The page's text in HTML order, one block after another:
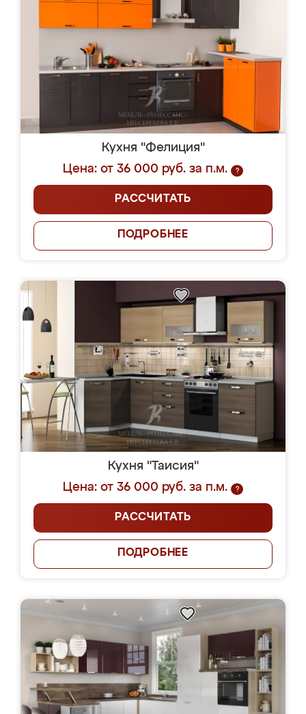
Кухня "Фелиция"
Цена: от 36 000 руб. за п.м.
?
РАССЧИТАТЬ
ПОДРОБНЕЕ
Кухня "Таисия"
Цена: от 36 000 руб. за п.м.
?
РАССЧИТАТЬ
ПОДРОБНЕЕ